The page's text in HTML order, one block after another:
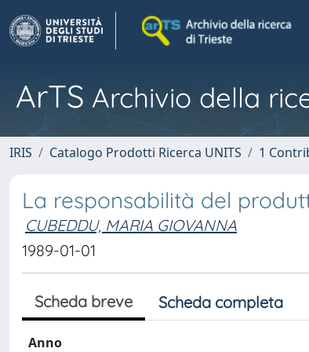
ArTS Archivio della
IRIS Catalogo Prodotti Ricerca UNITS 1
La responsabilità del
CUBEDDU, MARIA GIOVANNA
1989-01-01
Scheda breve Scheda completa
Anno